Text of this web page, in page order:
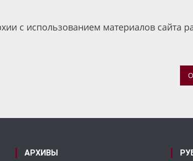
с использованием материалов сайта
АРХИВЫ